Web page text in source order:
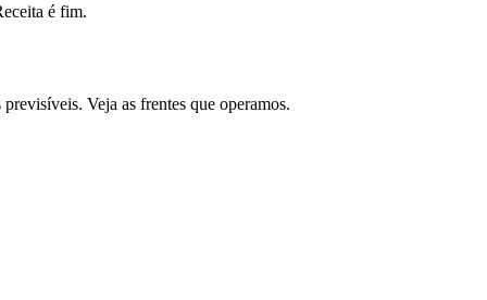
é fim.
Veja as frentes que operamos.